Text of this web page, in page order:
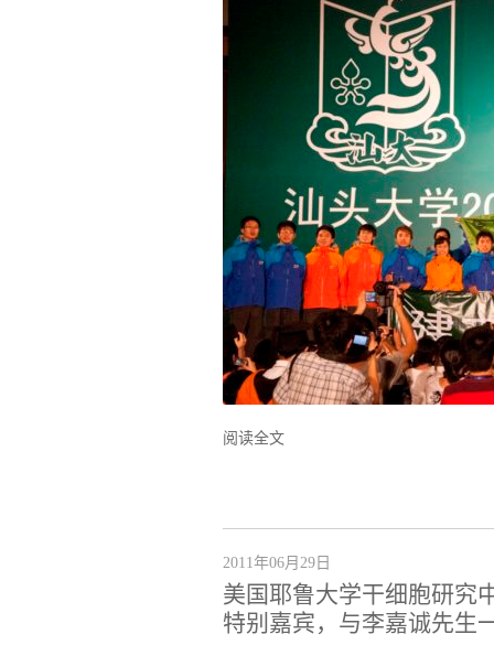
阅读全文
2011年06月29日
美国耶鲁大学干细胞研究
特别嘉宾，与李嘉诚先生